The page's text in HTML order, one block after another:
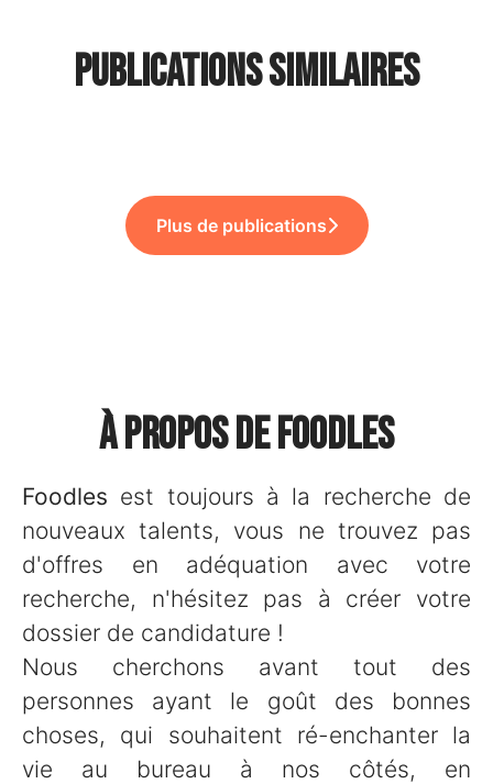
Publications similaires
🏆 Foodles primé pour son
🌱 Bingo RSE : un challenge
annuel… et une soirée au
📸 Un nouveau shooting
Plus de publications
À propos de Foodles
Foodles est toujours à la recherche de
nouveaux talents, vous ne trouvez pas
d'offres en adéquation avec votre
recherche, n'hésitez pas à créer votre
dossier de candidature !
Nous cherchons avant tout des
personnes ayant le goût des bonnes
choses, qui souhaitent ré-enchanter la
vie au bureau à nos côtés, en